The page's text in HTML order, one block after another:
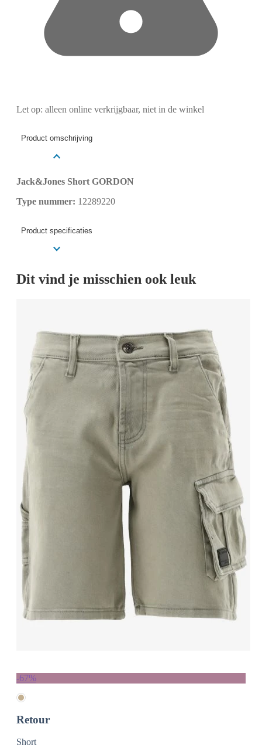
Let op: alleen online verkrijgbaar, niet in de winkel
Product omschrijving
Jack&Jones Short GORDON
Type nummer: 12289220
Product specificaties
Dit vind je misschien ook leuk
-67%
Retour
Short